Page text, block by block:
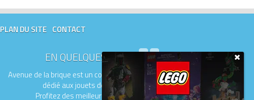
PLAN DU SITE CONTACT
EN QUELQUES MOTS
Avenue de la brique est un comparateur de prix
dédié aux jouets de la marque LEGO.
Profitez des meilleurs prix du moment.